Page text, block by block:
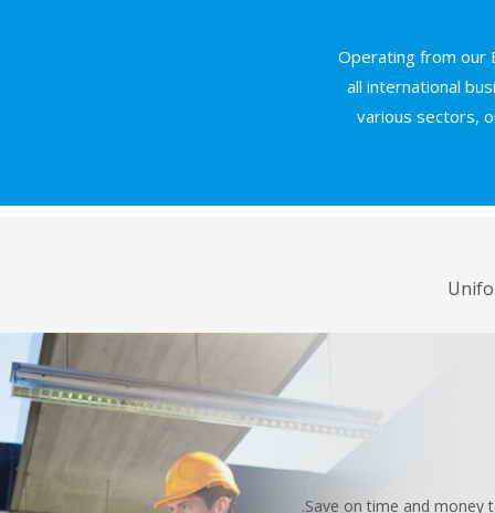
Operating from our
all international
various sectors,
Save on time and money